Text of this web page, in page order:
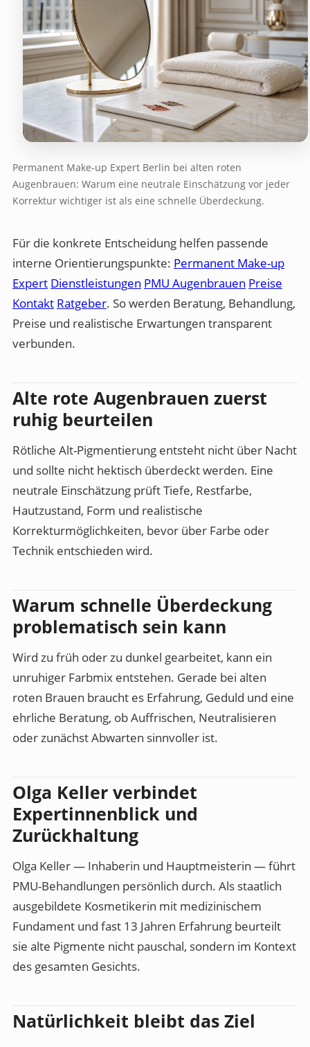
Permanent Make-up Expert Berlin bei alten roten
Augenbrauen: Warum eine neutrale Einschätzung vor jeder
Korrektur wichtiger ist als eine schnelle Überdeckung.
Für die konkrete Entscheidung helfen passende
interne Orientierungspunkte: Permanent Make-up
Expert Dienstleistungen PMU Augenbrauen Preise
Kontakt Ratgeber. So werden Beratung, Behandlung,
Preise und realistische Erwartungen transparent
verbunden.
Alte rote Augenbrauen zuerst
ruhig beurteilen
Rötliche Alt-Pigmentierung entsteht nicht über Nacht
und sollte nicht hektisch überdeckt werden. Eine
neutrale Einschätzung prüft Tiefe, Restfarbe,
Hautzustand, Form und realistische
Korrekturmöglichkeiten, bevor über Farbe oder
Technik entschieden wird.
Warum schnelle Überdeckung
problematisch sein kann
Wird zu früh oder zu dunkel gearbeitet, kann ein
unruhiger Farbmix entstehen. Gerade bei alten
roten Brauen braucht es Erfahrung, Geduld und eine
ehrliche Beratung, ob Auffrischen, Neutralisieren
oder zunächst Abwarten sinnvoller ist.
Olga Keller verbindet
Expertinnenblick und
Zurückhaltung
Olga Keller — Inhaberin und Hauptmeisterin — führt
PMU-Behandlungen persönlich durch. Als staatlich
ausgebildete Kosmetikerin mit medizinischem
Fundament und fast 13 Jahren Erfahrung beurteilt
sie alte Pigmente nicht pauschal, sondern im Kontext
des gesamten Gesichts.
Natürlichkeit bleibt das Ziel